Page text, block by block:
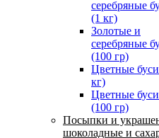
серебряные
(1 кг)
Золотые и
серебряные
(100 гр)
Цветные
кг)
Цветные
(100 гр)
Посыпки и
шоколадные и